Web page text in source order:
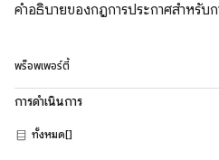
คำอธิบายของกฎการประกาศสำหรับ
พร็อพเพอร์ตี้
การดำเนินการ
ทั้งหมด[]